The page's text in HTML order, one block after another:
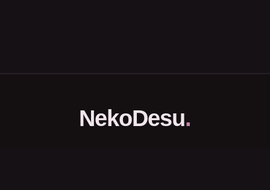
NekoDesu.